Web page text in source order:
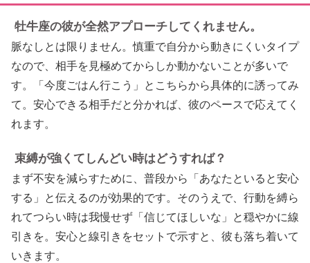
牡牛座の彼が全然アプローチしてくれません。
脈なしとは限りません。慎重で自分から動きにくいタイプ
なので、相手を見極めてからしか動かないことが多いで
す。「今度ごはん行こう」とこちらから具体的に誘ってみ
て。安心できる相手だと分かれば、彼のペースで応えてく
れます。
束縛が強くてしんどい時はどうすれば？
まず不安を減らすために、普段から「あなたといると安心
する」と伝えるのが効果的です。そのうえで、行動を縛ら
れてつらい時は我慢せず「信じてほしいな」と穏やかに線
引きを。安心と線引きをセットで示すと、彼も落ち着いて
いきます。